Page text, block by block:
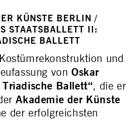
KÜNSTE BERLIN /
STAATSBALLETT II:
BALLETT
Kostümrekonstruktion und
vonOskar
Triadische Ballett“, die er
Akademie der Künste
der erfolgreichsten